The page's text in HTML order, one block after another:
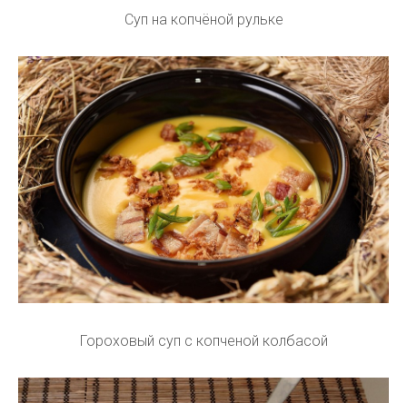
Суп на копчëной рульке
Гороховый суп с копченой колбасой